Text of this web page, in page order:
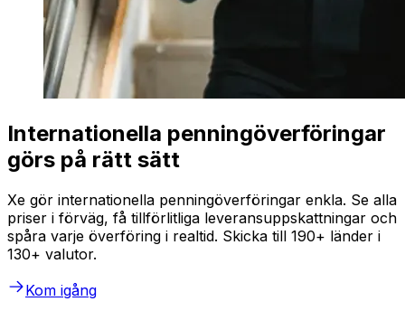
Internationella penningöverföringar
görs på rätt sätt
Xe gör internationella penningöverföringar enkla. Se alla
priser i förväg, få tillförlitliga leveransuppskattningar och
spåra varje överföring i realtid. Skicka till 190+ länder i
130+ valutor.
Kom igång